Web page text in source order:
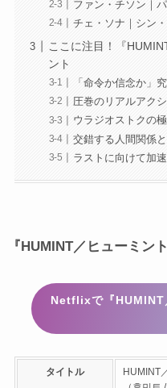
ファン・チソン｜
チェ・ソナ｜シン
ここに注目！『
ント
「命令か信念か」
圧巻のリアルアク
ウラジオストクの
交錯する人間関係
ラストに向けて加
『HUMINT／ヒューミン
Netflixで『HUMINT
タイトル
HUMINT